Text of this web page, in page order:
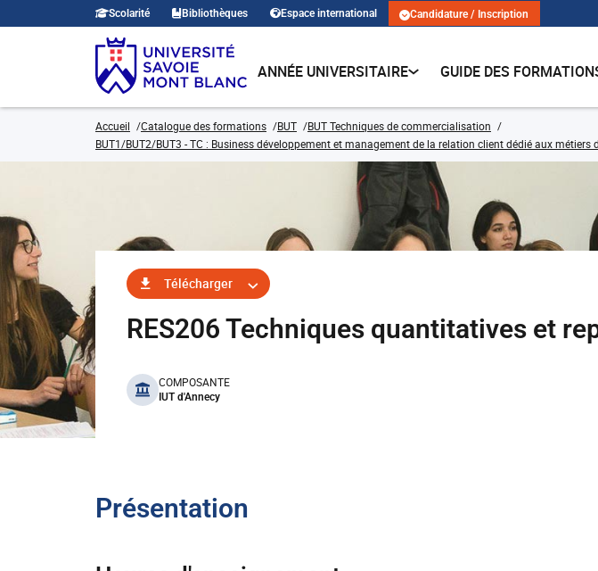
Scolarité Bibliothèques Espace international Candidature / Inscription
ANNÉE UNIVERSITAIRE GUIDE DES
Accueil Catalogue des formations BUT
BUT Techniques de commercialisation
BUT1/BUT2/BUT3 - TC : Business développement et management de la relation client dédié aux métiers
Télécharger
RES206 Techniques quantitatives et
benefits
COMPOSANTE
IUT d'Annecy
Présentation